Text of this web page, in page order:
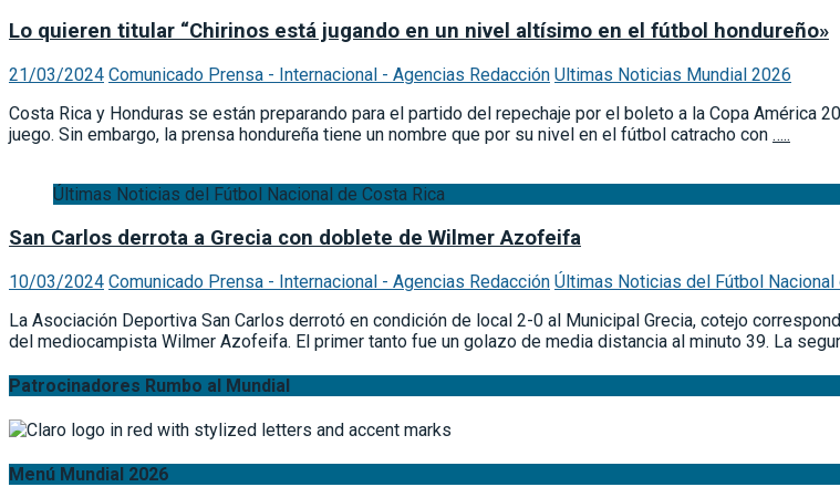
Lo quieren titular “Chirinos está jugando en un nivel altísimo en el fútbol hondureño»
21/03/2024 Comunicado Prensa - Internacional - Agencias Redacción Ultimas Noticias Mundial 2026
Costa Rica y Honduras se están preparando para el partido del repechaje por el boleto a la Copa América
juego. Sin embargo, la prensa hondureña tiene un nombre que por su nivel en el fútbol catracho con …..
Últimas Noticias del Fútbol Nacional de Costa Rica
San Carlos derrota a Grecia con doblete de Wilmer Azofeifa
10/03/2024 Comunicado Prensa - Internacional - Agencias Redacción Últimas Noticias del Fútbol Nacional
La Asociación Deportiva San Carlos derrotó en condición de local 2-0 al Municipal Grecia, cotejo
del mediocampista Wilmer Azofeifa. El primer tanto fue un golazo de media distancia al minuto 39. La
Patrocinadores Rumbo al Mundial
Menú Mundial 2026